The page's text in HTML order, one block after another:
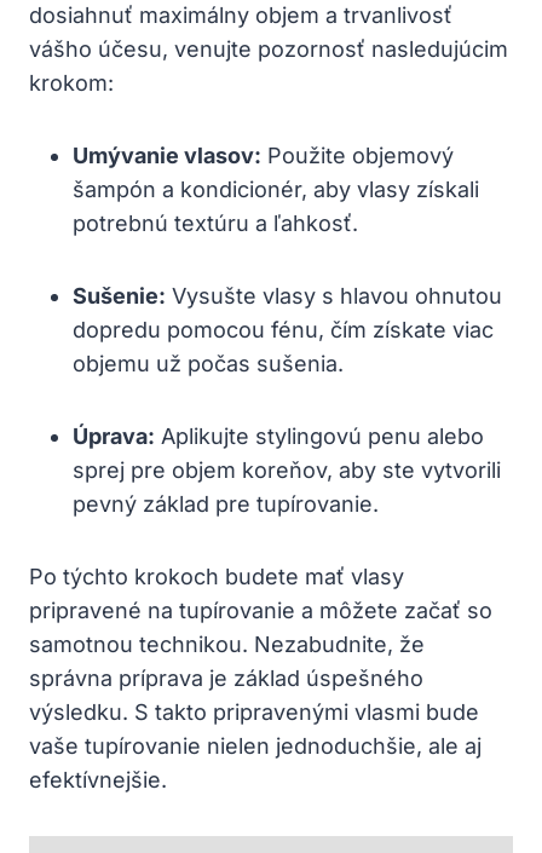
dosiahnuť maximálny objem a trvanlivosť
vášho účesu, venujte pozornosť nasledujúcim
krokom:
Umývanie vlasov: Použite objemový
šampón a kondicionér, aby vlasy získali
potrebnú textúru a ľahkosť.
Sušenie: Vysušte vlasy s hlavou ohnutou
dopredu pomocou fénu, čím získate viac
objemu už počas sušenia.
Úprava: Aplikujte stylingovú penu alebo
sprej pre objem koreňov, aby ste vytvorili
pevný základ pre tupírovanie.
Po týchto krokoch budete mať vlasy
pripravené na tupírovanie a môžete začať so
samotnou technikou. Nezabudnite, že
správna príprava je základ úspešného
výsledku. S takto pripravenými vlasmi bude
vaše tupírovanie nielen jednoduchšie, ale aj
efektívnejšie.